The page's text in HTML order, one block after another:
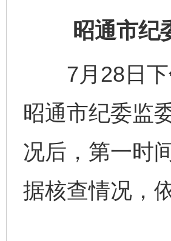
昭通市纪委
7月28日下
昭通市纪委监
况后，第一时
据核查情况，